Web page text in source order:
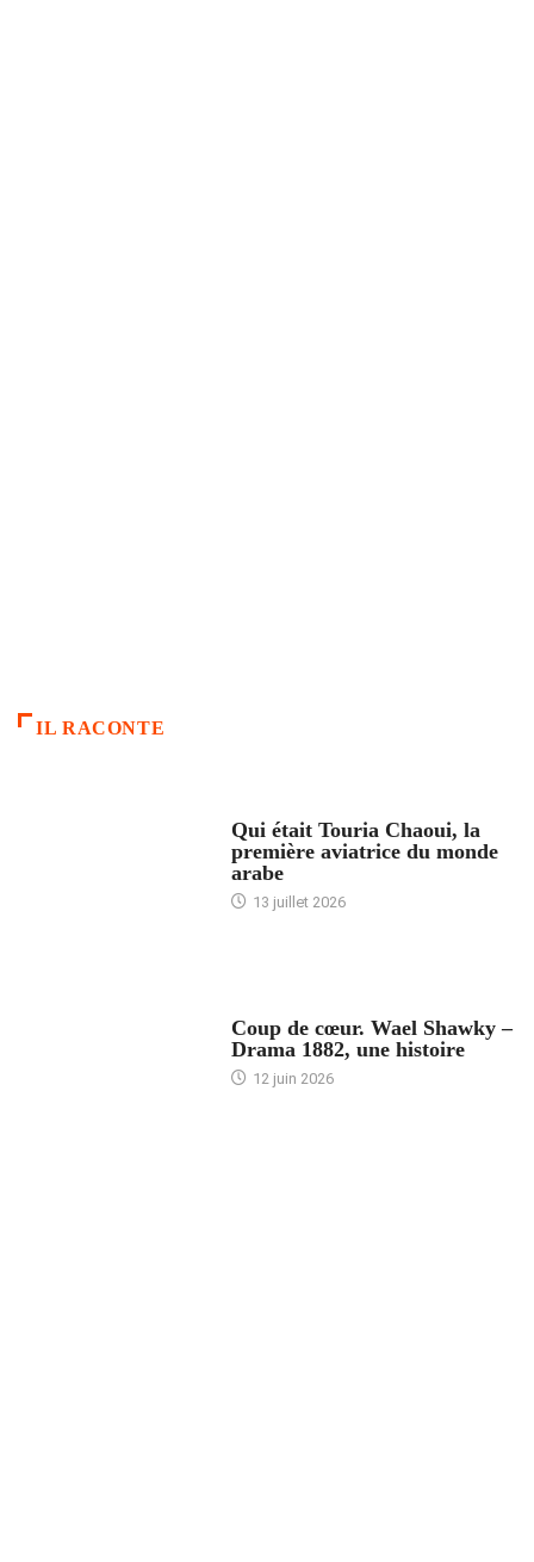
IL RACONTE
Qui était Touria Chaoui, la
première aviatrice du monde
arabe
13 juillet 2026
Coup de cœur. Wael Shawky –
Drama 1882, une histoire
12 juin 2026